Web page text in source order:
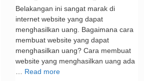
Belakangan ini sangat marak di
internet website yang dapat
menghasilkan uang. Bagaimana cara
membuat website yang dapat
menghasilkan uang? Cara membuat
website yang menghasilkan uang ada
… Read more